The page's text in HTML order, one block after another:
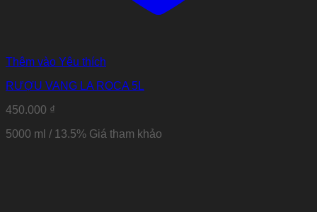
Thêm vào Yêu thích
RƯỢU VANG LA ROCA 5L
450.000 ₫
5000 ml / 13.5% Giá tham khảo